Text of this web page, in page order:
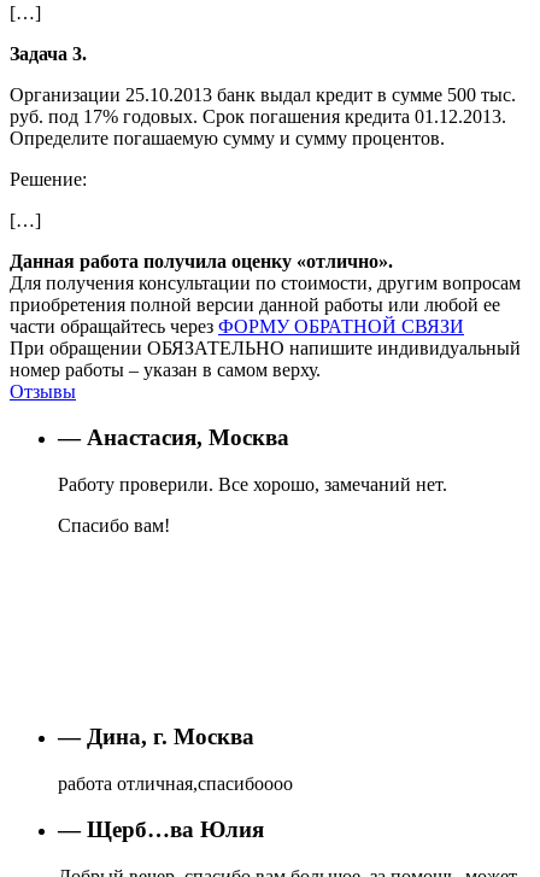
[…]
Задача 3.
Организации 25.10.2013 банк выдал кредит в сумме 500 тыс.
руб. под 17% годовых. Срок погашения кредита 01.12.2013.
Определите погашаемую сумму и сумму процентов.
Решение:
[…]
Данная работа получила оценку «отлично».
Для получения консультации по стоимости, другим вопросам
приобретения полной версии данной работы или любой ее
части обращайтесь через ФОРМУ ОБРАТНОЙ СВЯЗИ
При обращении ОБЯЗАТЕЛЬНО напишите индивидуальный
номер работы – указан в самом верху.
Отзывы
— Анастасия, Москва
Работу проверили. Все хорошо, замечаний нет.
Спасибо вам!
— Дина, г. Москва
работа отличная,спасибоооо
— Щерб…ва Юлия